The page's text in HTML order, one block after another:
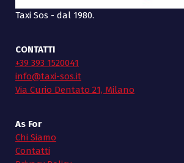
Taxi Sos - dal 1980.
CONTATTI
+39 393 1520041
info@taxi-sos.it
Via Curio Dentato 21, Milano
As For
Chi Siamo
Contatti